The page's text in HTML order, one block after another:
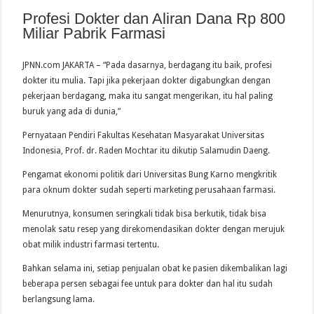
Profesi Dokter dan Aliran Dana Rp 800
Miliar Pabrik Farmasi
JPNN.com JAKARTA – “Pada dasarnya, berdagang itu baik, profesi
dokter itu mulia. Tapi jika pekerjaan dokter digabungkan dengan
pekerjaan berdagang, maka itu sangat mengerikan, itu hal paling
buruk yang ada di dunia,”
Pernyataan Pendiri Fakultas Kesehatan Masyarakat Universitas
Indonesia, Prof. dr. Raden Mochtar itu dikutip Salamudin Daeng.
Pengamat ekonomi politik dari Universitas Bung Karno mengkritik
para oknum dokter sudah seperti marketing perusahaan farmasi.
Menurutnya, konsumen seringkali tidak bisa berkutik, tidak bisa
menolak satu resep yang direkomendasikan dokter dengan merujuk
obat milik industri farmasi tertentu.
Bahkan selama ini, setiap penjualan obat ke pasien dikembalikan lagi
beberapa persen sebagai fee untuk para dokter dan hal itu sudah
berlangsung lama.